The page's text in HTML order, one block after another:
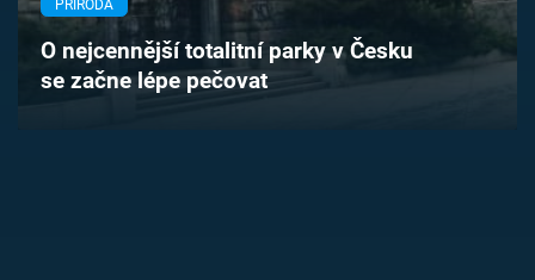
Sledujte prima+
PŘÍRODA
O nejcennější totalitní parky v Česku
se začne lépe pečovat